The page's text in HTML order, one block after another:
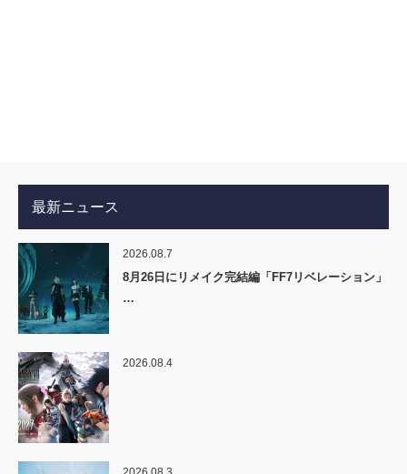
最新ニュース
2026.08.7
8月26日にリメイク完結編「FF7リベレーション」
…
2026.08.4